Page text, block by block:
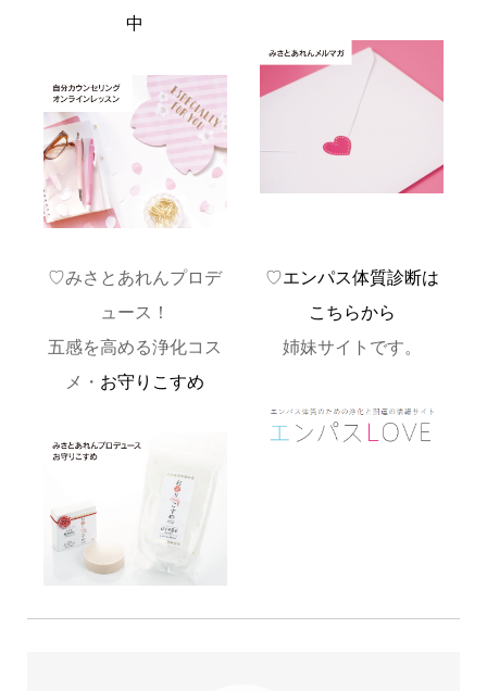
中
♡みさとあれんプロデ
ュース！
五感を高める浄化コス
メ・ お守りこすめ
♡エンパス体質診断は
こちらから
姉妹サイトです。